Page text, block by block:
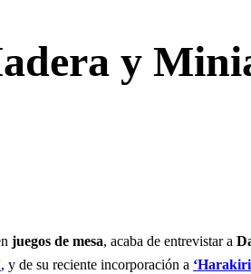
y
juegos de mesa, acaba de entrevistar a
, y de su reciente incorporación a